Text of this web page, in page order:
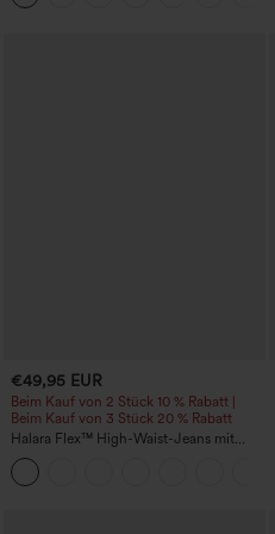
mit Taschen - UPF40+
€49,95 EUR
Beim Kauf von 2 Stück 10 % Rabatt |
Beim Kauf von 3 Stück 20 % Rabatt
Halara Flex™ High-Waist-Jeans mit
Bauchkontrolle, weitem Bein und
Taschen